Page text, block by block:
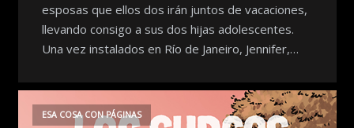
esposas que ellos dos irán juntos de vacaciones,
llevando consigo a sus dos hijas adolescentes.
Una vez instalados en Río de Janeiro, Jennifer,…
ESA COSA CON PÁGINAS